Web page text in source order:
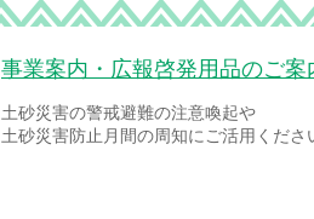
事業案内・広報啓発用品のご案
土砂災害の警戒避難の注意喚起や
土砂災害防止月間の周知にご活用くださ